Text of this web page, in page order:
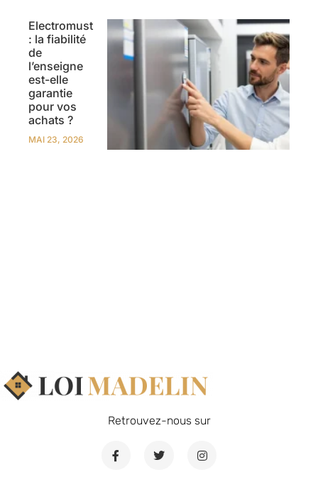
Electromust
: la fiabilité
de
l’enseigne
est-elle
garantie
pour vos
achats ?
MAI 23, 2026
Retrouvez-nous sur